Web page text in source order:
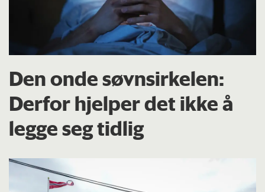
Den onde søvnsirkelen:
Derfor hjelper det ikke å
legge seg tidlig